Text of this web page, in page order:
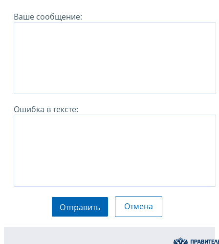
Ваше сообщение:
Ошибка в тексте:
Отправить Отмена